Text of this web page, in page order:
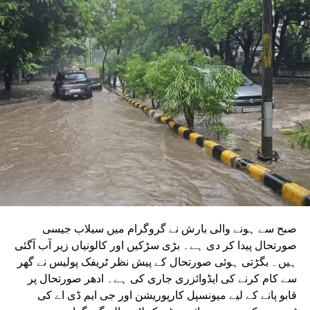
دونوں راستوں پر کام شروع کرنے کے لیے تقریباً چھ ماہ قبل
ٹینڈر جاری کیا تھا۔ ٹینڈر کی آخری تاریخ میں دو بار توسیع کی
گئی۔ اب اس عمل کے لیے ایجنسی کا انتخاب کر لیا گیا ہے۔این
ایم آر سی کے عہدیداروں نے بتایا کہ دونوں راستوں پر کام
شروع کرنے کے لئے ایل این ٹی نامی ایجنسی کا انتخاب کیا گیا
ہے۔ یہ ایجنسی دونوں راستوں پر تعمیراتی کام کرے گی۔
دونوں راستوں پر سول کام کے لیے منتخب کردہ ایجنسی لارسن
اینڈ ٹوبرو (L&T) ہے۔ سول ورک کی تخمینہ لاگت 1,200 کروڑ
ہے۔اس لائن پر آٹھ اسٹیشن بنائے جائیں گے۔ ان میں
سیکٹر-38A بوٹینیکل گارڈن، سیکٹر-44، نوئیڈا آفس، سیکٹر-96،
سیکٹر-97، سیکٹر-105، سیکٹر-108، سیکٹر-93، اور پنچشیل
بوائز انٹر کالج شامل ہوں گے۔
صبح سے ہونے والی بارش نے گروگرام میں سیلاب جیسی
صورتحال پیدا کر دی ہے۔ بڑی سڑکیں اور کالونیاں زیر آب آگئی
ہیں۔ بگڑتی ہوئی صورتحال کے پیش نظر ٹریفک پولیس نے گھر
سے کام کرنے کی ایڈوائزری جاری کی ہے۔ ادھر صورتحال پر
قابو پانے کے لیے میونسپل کارپوریشن اور جی ایم ڈی اے کی